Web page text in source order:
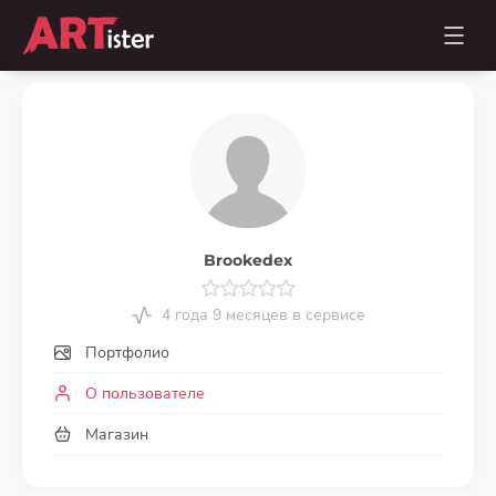
Brookedex
4 года 9 месяцев в сервисе
Портфолио
О пользователе
Магазин